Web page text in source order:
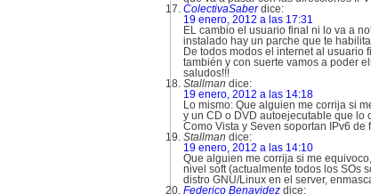
ColectivaSaber dice:
19 enero, 2012 a las 17:31
EL cambio el usuario final ni lo va a
instalado hay un parche que te
De todos modos el internet al
también y con suerte vamos a poder
saludos!!!
Stallman dice:
19 enero, 2012 a las 14:18
Lo mismo: Que alguien me corrija si
y un CD o DVD autoejecutable que
Como Vista y Seven soportan IPv6
Stallman dice:
19 enero, 2012 a las 14:10
Que alguien me corrija si me
nivel soft (actualmente todos los SOs
distro GNU/Linux en el server,
Federico Benavidez dice: